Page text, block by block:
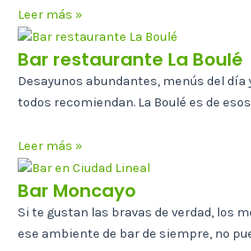
Leer más »
Bar restaurante La Boulé
Desayunos abundantes, menús del día
todos recomiendan. La Boulé es de
Leer más »
Bar Moncayo
Si te gustan las bravas de verdad, los
ese ambiente de bar de siempre, no